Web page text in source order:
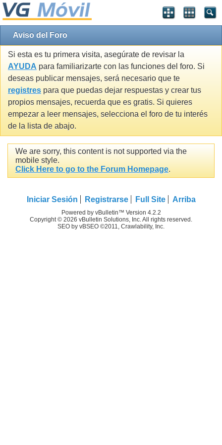
Aviso del Foro
Si esta es tu primera visita, asegúrate de revisar la
AYUDA para familiarizarte con las funciones del foro. Si
deseas publicar mensajes, será necesario que te
registres para que puedas dejar respuestas y crear tus
propios mensajes, recuerda que es gratis. Si quieres
empezar a leer mensajes, selecciona el foro de tu interés
de la lista de abajo.
We are sorry, this content is not supported via the
mobile style.
Click Here to go to the Forum Homepage.
Iniciar Sesión Registrarse Full Site Arriba
Powered by vBulletin™ Version 4.2.2
Copyright © 2026 vBulletin Solutions, Inc. All rights reserved.
SEO by vBSEO ©2011, Crawlability, Inc.